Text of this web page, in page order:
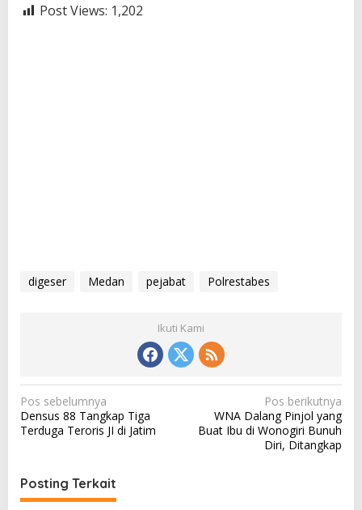
Post Views: 1,202
digeser Medan pejabat Polrestabes
Ikuti Kami
N
a
g
Pos sebelumnya
Densus 88 Tangkap Tiga
Terduga Teroris JI di Jatim
Pos berikutnya
WNA Dalang Pinjol yang
Buat Ibu di Wonogiri Bunuh
Diri, Ditangkap
Posting Terkait